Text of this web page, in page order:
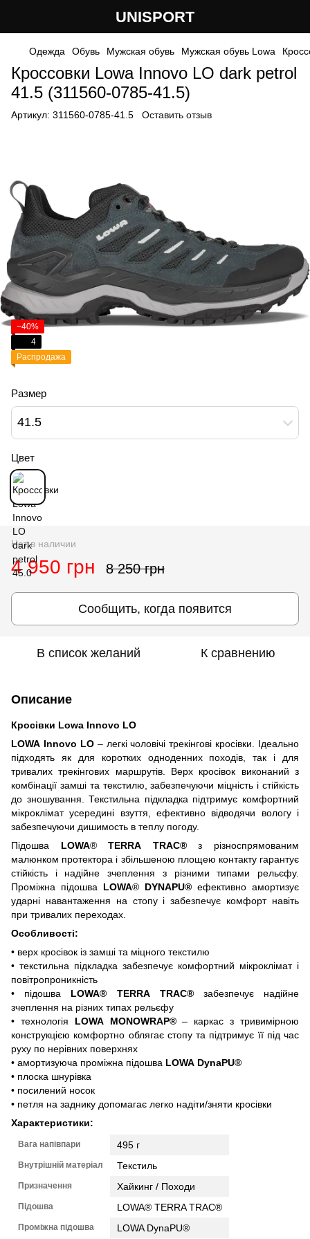
UNISPORT
Одежда Обувь Мужская обувь Мужская обувь Lowa
Кроссовки Lowa Innovo LO dark petrol
41.5 (311560-0785-41.5)
Артикул: 311560-0785-41.5 Оставить отзыв
−40%
4
Распродажа
Размер
41.5
Цвет
Нет в наличии
4 950 грн 8 250 грн
Сообщить, когда появится
В список желаний К сравнению
Описание
Кросівки Lowa Innovo LO
LOWA Innovo LO– легкі чоловічі трекінгові кросівки. Ідеально
підходять як для коротких одноденних походів, так і для
тривалих трекінгових маршрутів. Верх кросівок виконаний з
комбінації замші та текстилю, забезпечуючи міцність і стійкість
до зношування. Текстильна підкладка підтримує комфортний
мікроклімат усередині взуття, ефективно відводячи вологу і
забезпечуючи дишимость в теплу погоду.
Підошва LOWA®TERRA TRAC®з різноспрямованим
малюнком протектора і збільшеною площею контакту гарантує
стійкість і надійне зчеплення з різними типами рельєфу.
Проміжна підошва LOWA® DYNAPU® ефективно амортизує
ударні навантаження на стопу і забезпечує комфорт навіть
при тривалих переходах.
Особливості:
• верх кросівок із замші та міцного текстилю
• текстильна підкладка забезпечує комфортний мікроклімат і
повітропроникність
• підошва LOWA® TERRA TRAC®забезпечує надійне
зчеплення на різних типах рельєфу
• технологія LOWA MONOWRAP®– каркас з тривимірною
конструкцією комфортно облягає стопу та підтримує її під час
руху по нерівних поверхнях
• амортизуюча проміжна підошва LOWA DynaPU®
• плоска шнурівка
• посилений носок
• петля на заднику допомагає легко надіти/зняти кросівки
Характеристики:
Вага напівпари 495 г
Внутрішній матеріал Текстиль
Призначення Хайкинг / Походи
Підошва LOWA® TERRA TRAC®
Проміжна підошва LOWA DynaPU®